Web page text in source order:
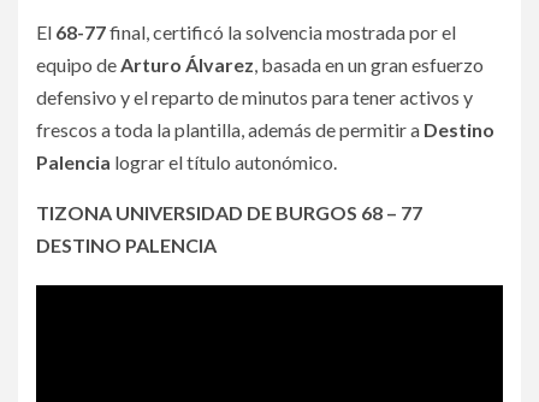
El 68-77final, certificó la solvencia mostrada por el
equipo deArturo Álvarez, basada en un gran esfuerzo
defensivo y el reparto de minutos para tener activos y
frescos a toda la plantilla, además de permitir a Destino
Palencia lograr el título autonómico.
TIZONA UNIVERSIDAD DE BURGOS 68 – 77
DESTINO PALENCIA